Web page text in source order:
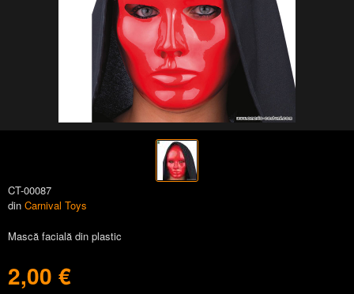
CT-00087
din Carnival Toys
Mască facială din plastic
2,00 €